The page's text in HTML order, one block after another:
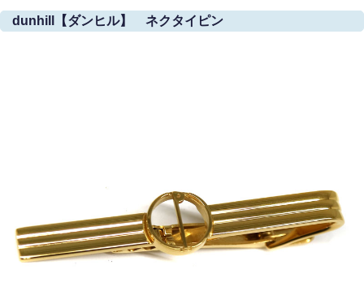
dunhill【ダンヒル】 ネクタイピン